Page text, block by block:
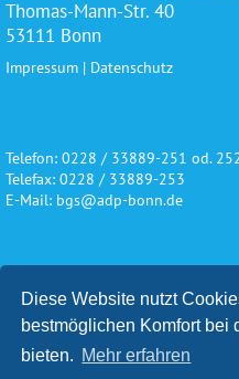
Diese Website nutzt
bestmöglichen Komfort bei
bieten. Mehr erfahren
Thomas-Mann-Str. 40
53111 Bonn
Impressum | Datenschutz
Telefon: 0228 / 33889-251 od.
Telefax: 0228 / 33889-253
E-Mail: bgs@adp-bonn.de
Wir danken für die
Unterstützung und